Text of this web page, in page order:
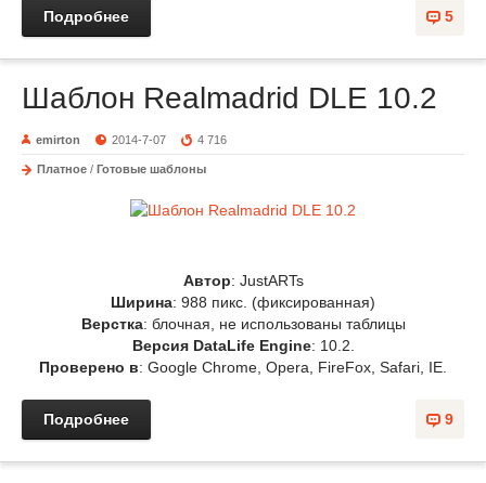
5
Подробнее
Шаблон Realmadrid DLE 10.2
emirton 2014-7-07 4 716
Платное / Готовые шаблоны
Автор: JustARTs
Ширина: 988 пикс. (фиксированная)
Верстка: блочная, не использованы таблицы
Версия DataLife Engine: 10.2.
Проверено в: Google Chrome, Opera, FireFox, Safari, IE.
9
Подробнее